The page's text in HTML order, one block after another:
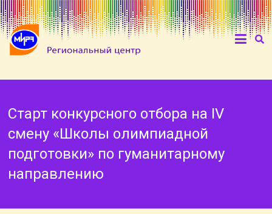
Старт конкурсного отбора на IV
смену «Школы олимпиадной
подготовки» по гуманитарному
направлению